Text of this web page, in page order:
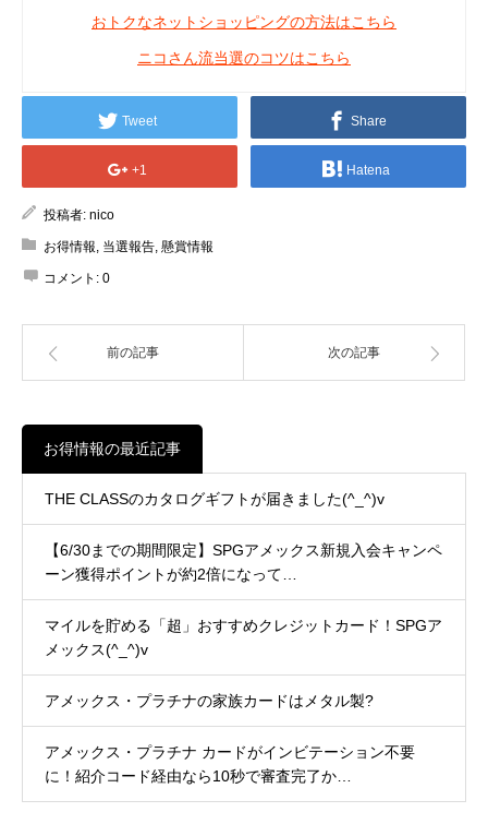
おトクなネットショッピングの方法はこちら
ニコさん流当選のコツはこちら
Tweet Share
+1 Hatena
投稿者: nico
お得情報 当選報告 懸賞情報
コメント: 0
前の記事 次の記事
お得情報の最近記事
THE CLASSのカタログギフトが届きました(^_^)v
【6/30までの期間限定】SPGアメックス新規入会キャンペ
ーン獲得ポイントが約2倍になって…
マイルを貯める「超」おすすめクレジットカード！SPGア
メックス(^_^)v
アメックス・プラチナの家族カードはメタル製?
アメックス・プラチナ カードがインビテーション不要
に！紹介コード経由なら10秒で審査完了か…